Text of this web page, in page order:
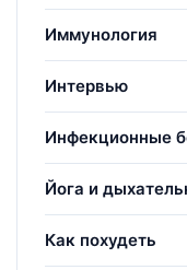
Иммунология
Интервью
Инфекционные
Йога и
Как похудеть